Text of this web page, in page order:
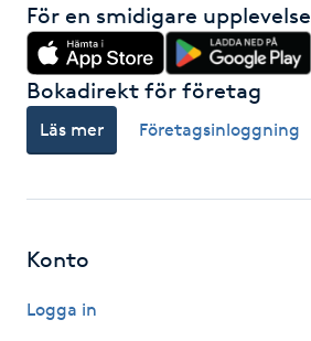
Idrottsmassage
IPL
IR-massage
För en smidigare upplevelse
Bokadirekt för företag
Läs mer Företagsinloggning
Konto
Logga in